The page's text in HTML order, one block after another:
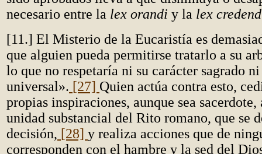
necesario entre la lex orandi y la lex
[11.] El Misterio de la Eucaristía es
que alguien pueda permitirse tratarlo a su
lo que no respetaría ni su carácter sagrado
universal». [27] Quien actúa contra esto,
propias inspiraciones, aunque sea
unidad substancial del Rito romano, que se
decisión, [28] y realiza acciones que de
corresponden con el hambre y la sed del